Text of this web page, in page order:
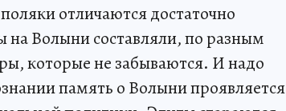
отличаются достаточно
Волыни составляли, по разным
которые не забываются. И надо
память о Волыни проявляется